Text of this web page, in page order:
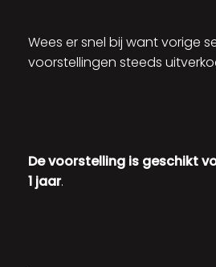
Wees er snel bij want vorige
voorstellingen steeds
De voorstelling is geschikt
1 jaar.